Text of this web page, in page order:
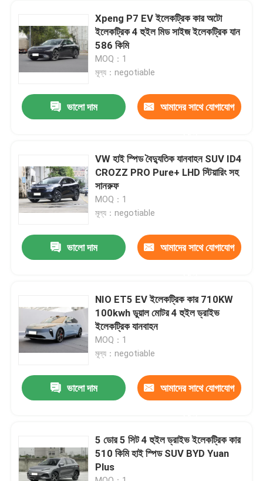
পণ্য
ভিডিও
আমাদের সম্পর্কে
মান নিয়ন্ত্রণ
খবর
উদ্ধৃতির জন্য আবেদন
Xpeng P7 EV ইলেকট্রিক কার অটো
ইলেকট্রিক 4 হুইল মিড সাইজ ইলেকট্রিক যান
586 কিমি
MOQ：1
মূল্য：negotiable
ভালো দাম আমাদের সাথে যোগাযোগ
VW হাই স্পিড বৈদ্যুতিক যানবাহন SUV ID4
CROZZ PRO Pure+ LHD স্টিয়ারিং সহ
সানরুফ
MOQ：1
মূল্য：negotiable
ভালো দাম আমাদের সাথে যোগাযোগ
NIO ET5 EV ইলেকট্রিক কার 710KW
100kwh ডুয়াল মোটর 4 হুইল ড্রাইভ
ইলেকট্রিক যানবাহন
MOQ：1
মূল্য：negotiable
ভালো দাম আমাদের সাথে যোগাযোগ
5 ডোর 5 সিট 4 হুইল ড্রাইভ ইলেকট্রিক কার
510 কিমি হাই স্পিড SUV BYD Yuan
Plus